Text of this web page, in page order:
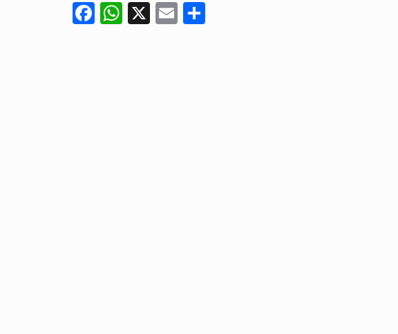
Facebook
WhatsApp
X Email